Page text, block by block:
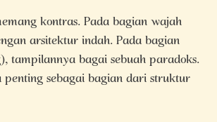
kontras. Pada bagian wajah
arsitektur indah. Pada bagian
tampilannya bagai sebuah paradoks.
penting sebagai bagian dari struktur